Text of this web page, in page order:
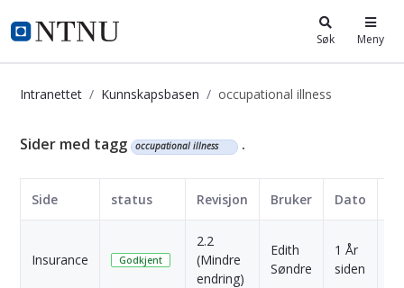
i.ntnu.no Søk Meny
Intranettet Kunnskapsbasen occupational illness
Kunnskapsbasen
Sider med tagg occupational illness .
Side status Revisjon Bruker Dato
Insurance Godkjent
2.2
(Mindre
endring)
Edith
Søndre
1 År
siden